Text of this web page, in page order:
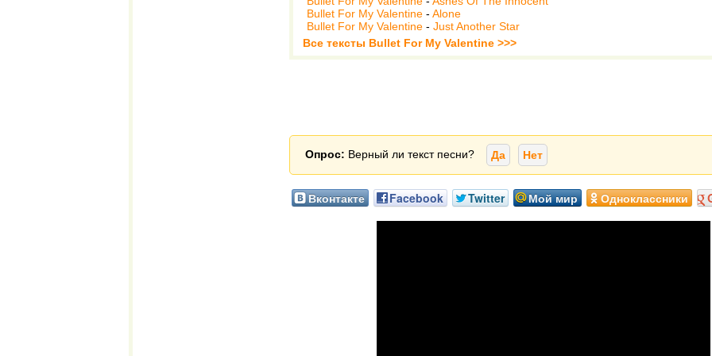
Bullet For My Valentine - Alone
Bullet For My Valentine - Just Another Star
Все тексты Bullet For My Valentine >>>
Опрос: Верный ли текст песни? Да Нет
Вконтакте Facebook Twitter Мой мир Одноклассники